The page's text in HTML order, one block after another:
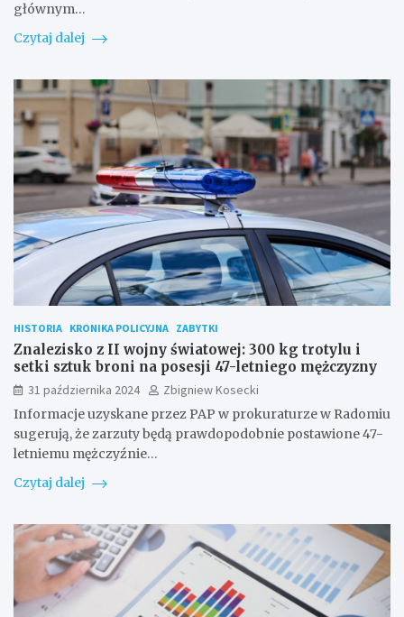
głównym…
Czytaj dalej
HISTORIA KRONIKA POLICYJNA ZABYTKI
Znalezisko z II wojny światowej: 300 kg trotylu i
setki sztuk broni na posesji 47-letniego mężczyzny
31 października 2024
Zbigniew Kosecki
Informacje uzyskane przez PAP w prokuraturze w Radomiu
sugerują, że zarzuty będą prawdopodobnie postawione 47-
letniemu mężczyźnie…
Czytaj dalej